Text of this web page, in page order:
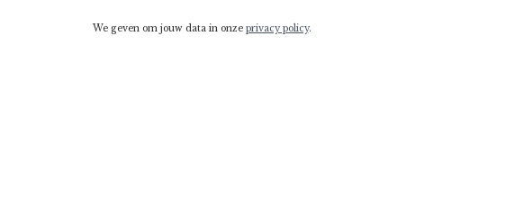
We geven om jouw data in onze privacy policy.